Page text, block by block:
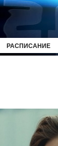
РАСПИСАНИЕ